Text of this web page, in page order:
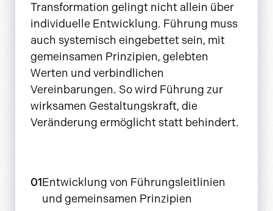
Transformation gelingt nicht allein über
individuelle Entwicklung. Führung muss
auch systemisch eingebettet sein, mit
gemeinsamen Prinzipien, gelebten
Werten und verbindlichen
Vereinbarungen. So wird Führung zur
wirksamen Gestaltungskraft, die
Veränderung ermöglicht statt behindert.
01Entwicklung von Führungsleitlinien
und gemeinsamen Prinzipien